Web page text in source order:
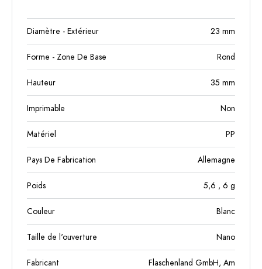
Diamètre - Extérieur 23 mm
Forme - Zone De Base Rond
Hauteur 35 mm
Imprimable Non
Matériel PP
Pays De Fabrication Allemagne
Poids 5,6 , 6 g
Couleur Blanc
Taille de l'ouverture Nano
Fabricant
Flaschenland GmbH, Am